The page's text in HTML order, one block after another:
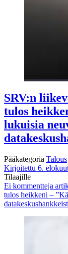
SRV:n
tulos
lukuisia
Pääkategoria Talous
Kirjoitettu 6.
Tilaajille
Ei kommentteja
tulos heikkeni –